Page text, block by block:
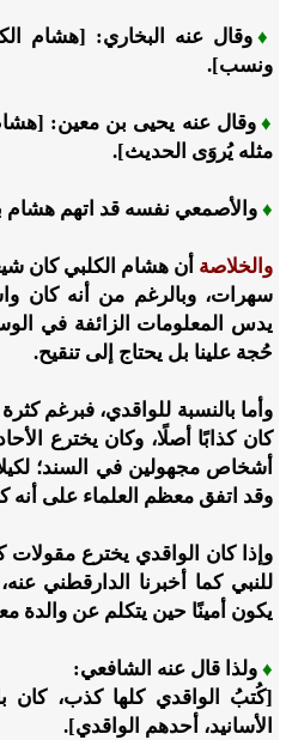
♦وقال عنه البخاري: [هشام
ونسب].
♦ وقال عنه يحيى بن معين:
مثله يُروَى الحديث].
♦ والأصمعي نفسه قد اتهم هشام
والخلاصة أن هشام الكلبي كان
سهرات، وبالرغم من أنه كان
يدس المعلومات الزائفة في
حُجة علينا بل يحتاج إلى تنقيح.
وأما بالنسبة للواقدي، فبرغم كثرة
كان كذابًا أصلًا، وكان يخترع
أشخاص مجهولين في السند؛
وقد اتفق معظم العلماء على
وإذا كان الواقدي يخترع مقولات
للنبي كما أخبرنا الدارقطني
يكون أمينًا حين يتكلم عن والدة
♦ ولذا قال عنه الشافعي:
[كُتبُ الواقدي كلها كذب، كان
الأسانيد، أحدهم الواقدي].